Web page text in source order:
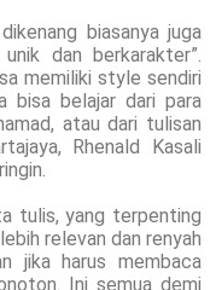
biasanya juga
dan berkarakter”.
memiliki style sendiri
bisa belajar dari para
atau dari tulisan
Rhenald Kasali
tulis, yang terpenting
relevan dan renyah
jika harus membaca
Ini semua demi